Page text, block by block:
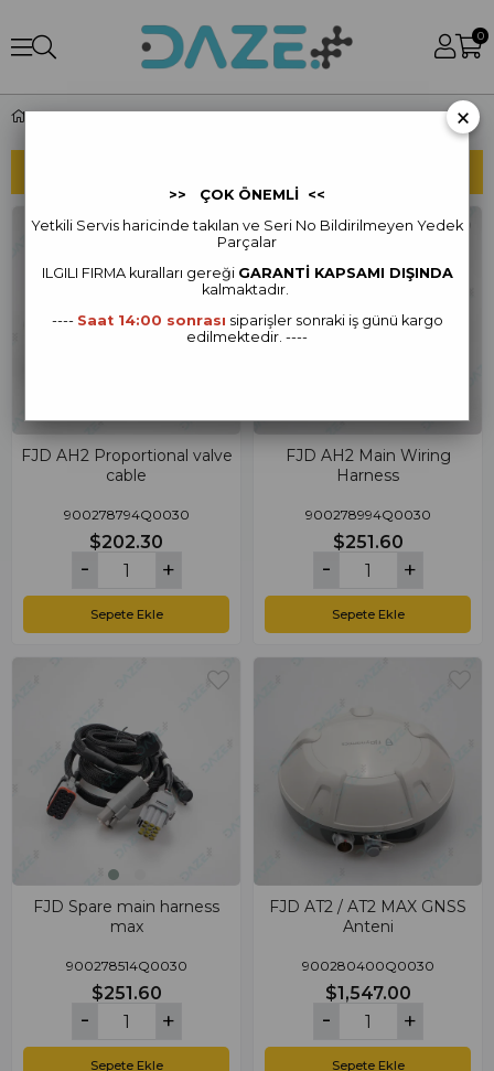
0
FJD AH2 Yedek Parça
FJD AH2 Proportional valve
cable
900278794Q0030
$202.30
Sepete Ekle
FJD AH2 Main Wiring
Harness
900278994Q0030
$251.60
Sepete Ekle
FJD Spare main harness
max
900278514Q0030
$251.60
Sepete Ekle
FJD AT2 / AT2 MAX GNSS
Anteni
900280400Q0030
$1,547.00
Sepete Ekle
×
>> ÇOK ÖNEMLİ <<
Yetkili Servis haricinde takılan ve Seri No Bildirilmeyen Yedek
Parçalar
ILGILI FIRMA kuralları gereği GARANTİ KAPSAMI DIŞINDA
kalmaktadır.
---- Saat 14:00 sonrası siparişler sonraki iş günü kargo
edilmektedir. ----